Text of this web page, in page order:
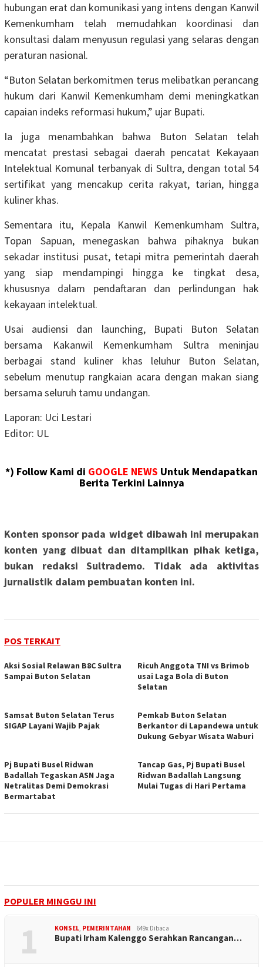
hubungan erat dan komunikasi yang intens dengan Kanwil
Kemenkumham telah memudahkan koordinasi dan
konsultasi dalam menyusun regulasi yang selaras dengan
peraturan nasional.
“Buton Selatan berkomitmen terus melibatkan perancang
hukum dari Kanwil Kemenkumham demi meningkatkan
capaian indeks reformasi hukum,” ujar Bupati.
Ia juga menambahkan bahwa Buton Selatan telah
mencatat prestasi sebagai daerah pencatat Kekayaan
Intelektual Komunal terbanyak di Sultra, dengan total 54
sertifikat yang mencakup cerita rakyat, tarian, hingga
kuliner khas.
Sementara itu, Kepala Kanwil Kemenkumham Sultra,
Topan Sapuan, menegaskan bahwa pihaknya bukan
sekadar institusi pusat, tetapi mitra pemerintah daerah
yang siap mendampingi hingga ke tingkat desa,
khususnya dalam pendaftaran dan perlindungan hak
kekayaan intelektual.
Usai audiensi dan launching, Bupati Buton Selatan
bersama Kakanwil Kemenkumham Sultra meninjau
berbagai stand kuliner khas leluhur Buton Selatan,
sebelum menutup rangkaian acara dengan makan siang
bersama seluruh tamu undangan.
Laporan: Uci Lestari
Editor: UL
*) Follow Kami di GOOGLE NEWS Untuk Mendapatkan
Berita Terkini Lainnya
Konten sponsor pada widget dibawah ini merupakan
konten yang dibuat dan ditampilkan pihak ketiga,
bukan redaksi Sultrademo. Tidak ada aktivitas
jurnalistik dalam pembuatan konten ini.
POS TERKAIT
Aksi Sosial Relawan B8C Sultra
Sampai Buton Selatan
Ricuh Anggota TNI vs Brimob
usai Laga Bola di Buton
Selatan
Samsat Buton Selatan Terus
SIGAP Layani Wajib Pajak
Pemkab Buton Selatan
Berkantor di Lapandewa untuk
Dukung Gebyar Wisata Waburi
Pj Bupati Busel Ridwan
Badallah Tegaskan ASN Jaga
Netralitas Demi Demokrasi
Bermartabat
Tancap Gas, Pj Bupati Busel
Ridwan Badallah Langsung
Mulai Tugas di Hari Pertama
POPULER MINGGU INI
1 KONSEL, PEMERINTAHAN 649x Dibaca
Bupati Irham Kalenggo Serahkan Rancangan…